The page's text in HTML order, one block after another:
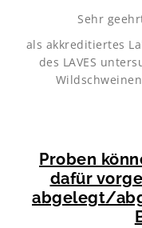
Sehr
als akkreditiertes
des LAVES
Proben
dafür
abgelegt/